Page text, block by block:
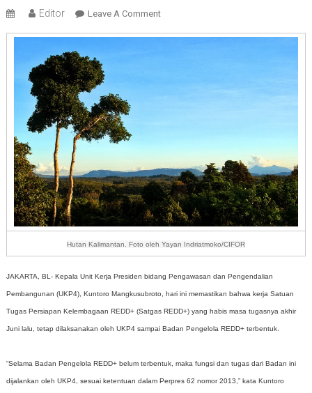
Editor Leave A CommentOn
Hutan Kalimantan. Foto oleh Yayan Indriatmoko/CIFOR
JAKARTA, BL- Kepala Unit Kerja Presiden bidang Pengawasan dan Pengendalian
Pembangunan (UKP4), Kuntoro Mangkusubroto, hari ini memastikan bahwa kerja Satuan
Tugas Persiapan Kelembagaan REDD+ (Satgas REDD+) yang habis masa tugasnya akhir
Juni lalu, tetap dilaksanakan oleh UKP4 sampai Badan Pengelola REDD+ terbentuk.
“Selama Badan Pengelola REDD+ belum terbentuk, maka fungsi dan tugas dari Badan ini
dijalankan oleh UKP4, sesuai ketentuan dalam Perpres 62 nomor 2013,” kata Kuntoro